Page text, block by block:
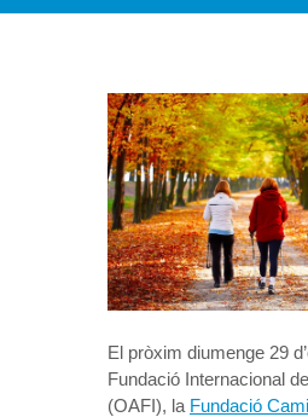
El pròxim diumenge 29
Fundació Internacional
(OAFI), la Fundació